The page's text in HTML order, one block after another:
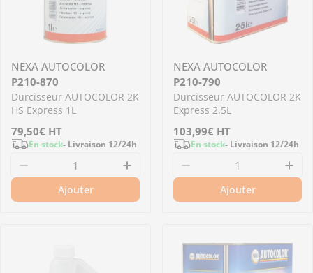
NEXA AUTOCOLOR
P210-870
Durcisseur AUTOCOLOR 2K
HS Express 1L
Prix
régulier
79,50€ HT
En stock- Livraison 12/24h
Diminuer la quantité pour P210-870 -
Augmenter la quantité pour
Ajouter
NEXA AUTOCOLOR
P210-790
Durcisseur AUTOCOLOR 2K
Express 2.5L
Prix
régulier
103,99€ HT
En stock- Livraison 12/24h
Diminuer la quantité
Ajouter